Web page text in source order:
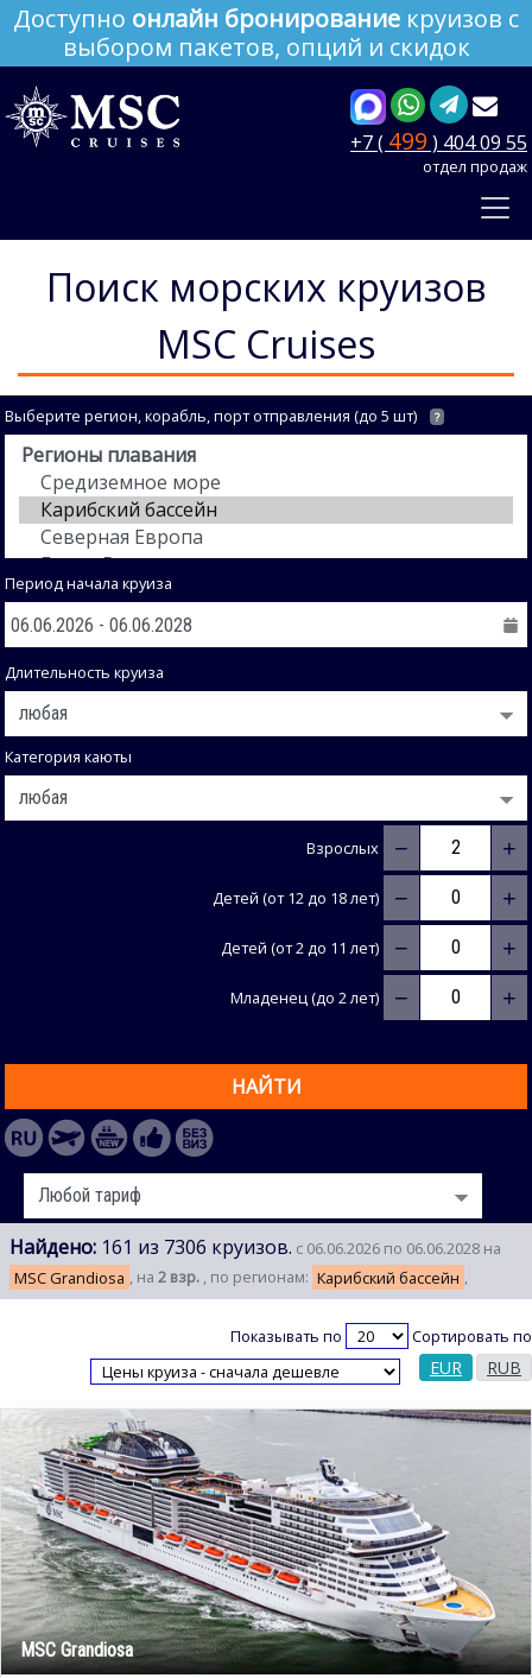
Доступно онлайн бронирование круизов с
выбором пакетов, опций и скидок
+7 ( 499 ) 404 09 55
отдел продаж
Поиск морских круизов
MSC Cruises
Выберите регион, корабль, порт отправления (до 5 шт) ?
Период начала круиза
Длительность круиза
Категория каюты
Взрослых − +
Детей (от 12 до 18 лет) − +
Детей (от 2 до 11 лет) − +
Младенец (до 2 лет) − +
НАЙТИ
Найдено: 161 из 7306 круизов. с 06.06.2026 по 06.06.2028 на
MSC Grandiosa , на 2 взр. , по регионам: Карибский бассейн ,
Показывать по Сортировать по
EUR RUB
MSC Grandiosa